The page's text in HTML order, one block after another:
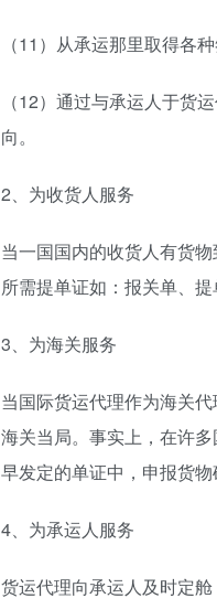
（11）从承运那里取得各
（12）通过与承运人于货
向。
2、为收货人服务
当一国国内的收货人有货
所需提单证如：报关单、
3、为海关服务
当国际货运代理作为海关
海关当局。事实上，在许
早发定的单证中，申报货
4、为承运人服务
货运代理向承运人及时定